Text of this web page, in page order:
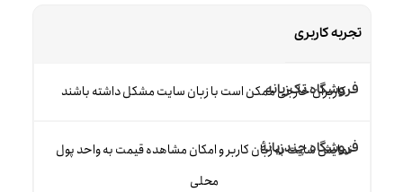
تجربه کاربری
کاربران خارجی ممکن است با زبان سایت مشکل داشته باشند
نمایش سایت به زبان کاربر و امکان مشاهده قیمت به واحد پول
محلی